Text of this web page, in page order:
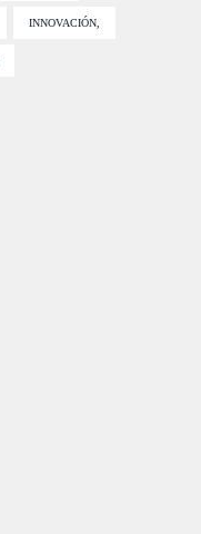
INNOVACIÓN